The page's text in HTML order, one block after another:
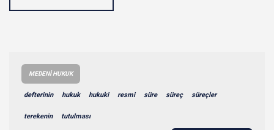
MEDENI HUKUK
defterinin hukuk hukuki resmi süre süreç süreçler
terekenin tutulması